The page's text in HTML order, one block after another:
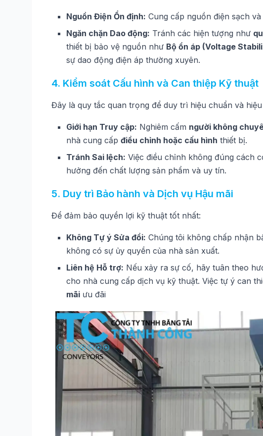
Nguồn Điện Ổn định: Cung cấp nguồn điện sạch
Ngăn chặn Dao động: Tránh các hiện tượng như
thiết bị bảo vệ nguồn như Bộ ổn áp (Voltage
sự dao động điện áp thường xuyên.
4. Kiểm soát Cấu hình và Can thiệp Kỹ thuật
Đây là quy tắc quan trọng để duy trì hiệu chuẩn và
Giới hạn Truy cập: Nghiêm cấm người không
nhà cung cấp điều chỉnh hoặc cấu hình thiết bị.
Tránh Sai lệch: Việc điều chỉnh không đúng cách
hưởng đến chất lượng sản phẩm và uy tín.
5. Duy trì Bảo hành và Dịch vụ Hậu mãi
Để đảm bảo quyền lợi kỹ thuật tốt nhất:
Không Tự ý Sửa đổi: Chúng tôi không chấp nhận
không có sự ủy quyền của nhà sản xuất.
Liên hệ Hỗ trợ: Nếu xảy ra sự cố, hãy tuân theo
cho nhà cung cấp dịch vụ kỹ thuật. Việc tự ý can
mãi ưu đãi